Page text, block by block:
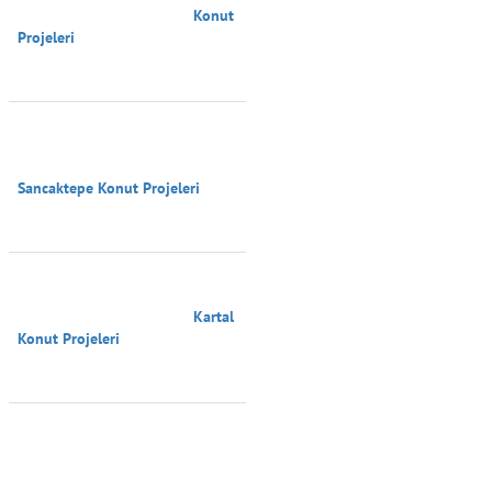
Projeleri
Sancaktepe Konut Projeleri
Konut Projeleri